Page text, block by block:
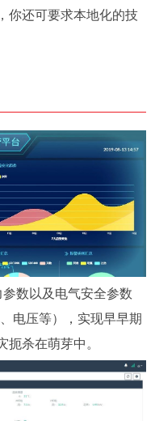
你还可要求本地化的技
数以及电气安全参数
电压等），实现早早期
扼杀在萌芽中。